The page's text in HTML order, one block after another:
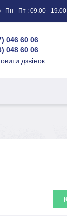
Пн - Пт : 09.00 -
046 60 06
048 60 06
дзвінок